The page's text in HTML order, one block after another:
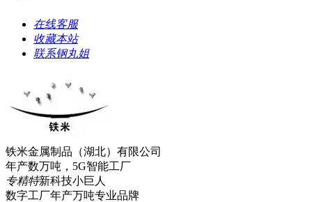
在线客服
收藏本站
联系钢丸姐
铁米金属制品（湖北）有限公司
年产数万吨，5G智能工厂
专精特新科技小巨人
数字工厂年产万吨专业品牌